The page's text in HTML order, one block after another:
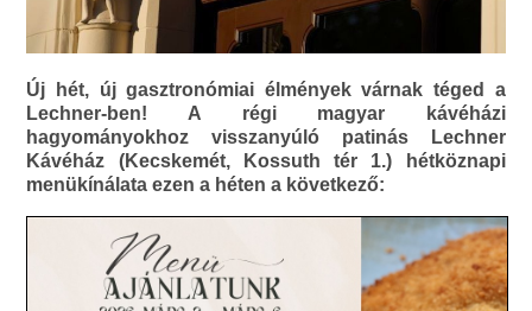
Új hét, új gasztronómiai élmények várnak téged a
Lechner-ben! A régi magyar kávéházi
hagyományokhoz visszanyúló patinás Lechner
Kávéház (Kecskemét, Kossuth tér 1.) hétköznapi
menükínálata ezen a héten a következő: